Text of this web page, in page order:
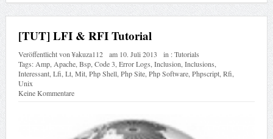
[TUT] LFI & RFI Tutorial
Veröffentlicht von¥akuza112 am 10. Juli 2013 in :Tutorials
Tags:Amp,Apache,Bsp,Code 3,Error Logs,Inclusion,Inclusions,
Interessant,Lfi,Lt,Mit,Php Shell,Php Site,Php Software,Phpscript,Rfi,
Unix
Keine Kommentare